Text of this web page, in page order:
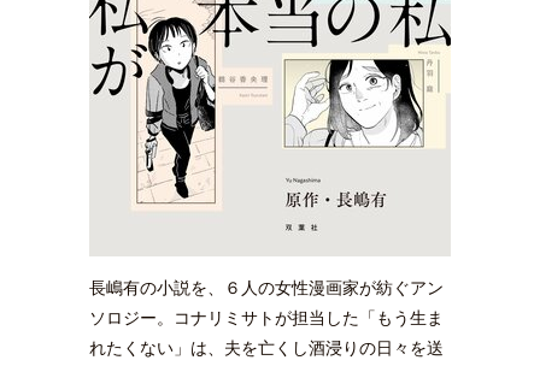
長嶋有の小説を、６人の女性漫画家が紡ぐアン
ソロジー。コナリミサトが担当した「もう生ま
れたくない」は、夫を亡くし酒浸りの日々を送